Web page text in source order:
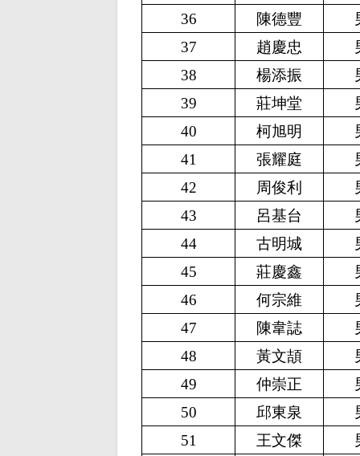
36
陳德豐
37
趙慶忠
38
楊添振
39
莊坤堂
40
柯旭明
41
張耀庭
42
周俊利
43
呂基台
44
古明城
45
莊慶鑫
46
何宗維
47
陳韋誌
48
黃文頡
49
仲崇正
50
邱東泉
51
王文傑